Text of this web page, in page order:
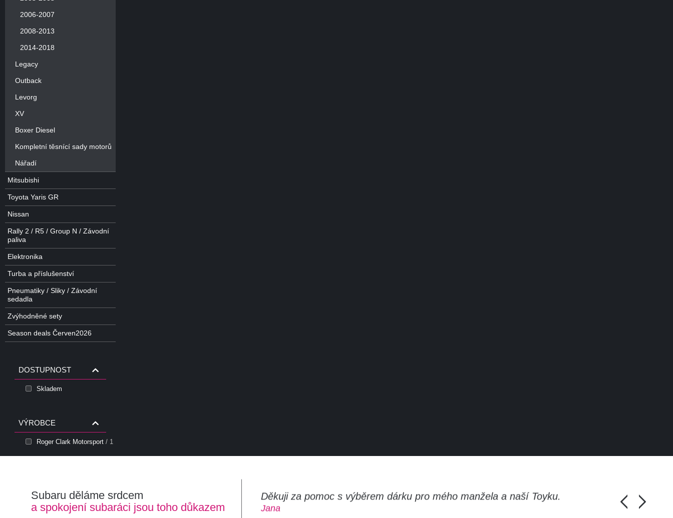
2006-2007
2008-2013
2014-2018
Legacy
Outback
Levorg
XV
Boxer Diesel
Kompletní těsnící sady motorů
Nářadí
Mitsubishi
Toyota Yaris GR
Nissan
Rally 2 / R5 / Group N / Závodní
paliva
Elektronika
Turba a příslušenství
Pneumatiky / Sliky / Závodní
sedadla
Zvýhodněné sety
Season deals Červen2026
DOSTUPNOST
Skladem
VÝROBCE
Roger Clark Motorsport / 1
Subaru děláme srdcem
a spokojení subaráci jsou toho důkazem
Děkuji za pomoc s výběrem dárku pro mého manžela a naší Toyku.
Jana
Chlapi, moc
Honza Pánka,